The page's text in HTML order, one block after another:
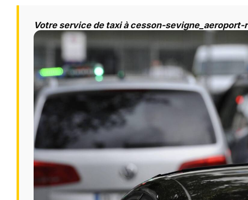
Votre service de taxi à cesson-